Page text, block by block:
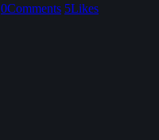
0Comments 5Likes